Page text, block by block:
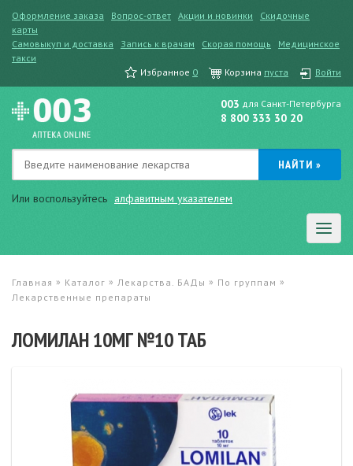
Оформление заказа Вопрос-ответ Акции и новинки
Скидочные
карты
Самовыкуп и доставка
Запись к врачам Скорая помощь
Медицинское
такси
Избранное 0 Корзина пуста Войти
Или воспользуйтесь алфавитным указателем
003 для Санкт-Петербурга
8 800 333 30 20
Главная » Каталог » Лекарства. БАДы » По группам »
Лекарственные препараты
ЛОМИЛАН 10МГ №10 ТАБ